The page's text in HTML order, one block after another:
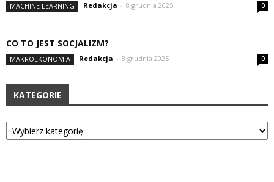
MACHINE LEARNING Redakcja - 8 grudnia 2025 0
CO TO JEST SOCJALIZM?
MAKROEKONOMIA Redakcja - 8 grudnia 2025 0
KATEGORIE
Kategorie